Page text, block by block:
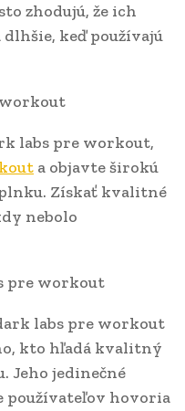
zhodujú, že ich
keď používajú
labs pre workout,
a objavte širokú
Získať kvalitné
nebolo
pre workout
labs pre workout
kto hľadá kvalitný
Jeho jedinečné
používateľov hovoria